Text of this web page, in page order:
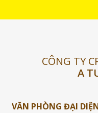
VĂN PHÒNG ĐẠI
CÔNG TY
A